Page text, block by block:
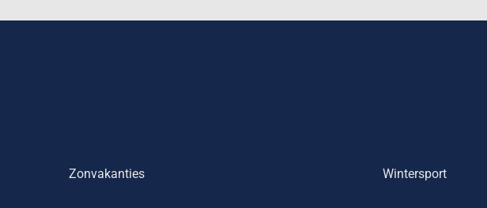
Zonvakanties Wintersport